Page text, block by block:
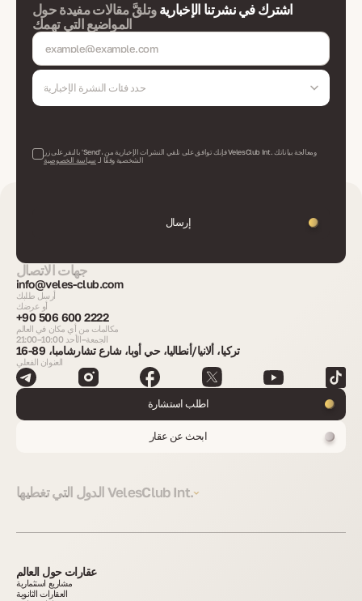
اشترك في نشرتنا الإخباريةوتلقَّ مقالات مفيدة حول
المواضيع التي تهمك
حدد فئات النشرة الإخبارية
بالنقر على زر 'Send'، فإنك توافق على تلقي النشرات الإخبارية من VelesClub Int. ومعالجة بياناتك
الشخصية وفقًا لـ سياسة الخصوصية
إرسال
جهات الاتصال
info@veles-club.com
أرسل طلبك
أو عرضك
+90 506 600 2222
مكالمات من أي مكان في العالم
الجمعة–الأحد 10:00–21:00
تركيا، ألانيا/أنطاليا، حي أوبا، شارع تشارشامبا، 89-16
العنوان الفعلي
اطلب استشارة
ابحث عن عقار
الدول التي تغطيها VelesClub Int.
عقارات حول العالم
مشاريع استثمارية
العقارات الثانوية